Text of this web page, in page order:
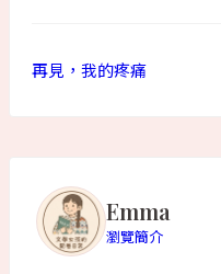
再見，我的疼痛
Emma
瀏覽簡介